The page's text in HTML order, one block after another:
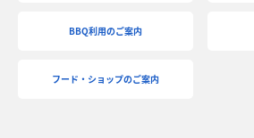
BBQ利用のご案内
フード・ショップのご案内